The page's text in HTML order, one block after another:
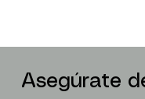
Asegúrate